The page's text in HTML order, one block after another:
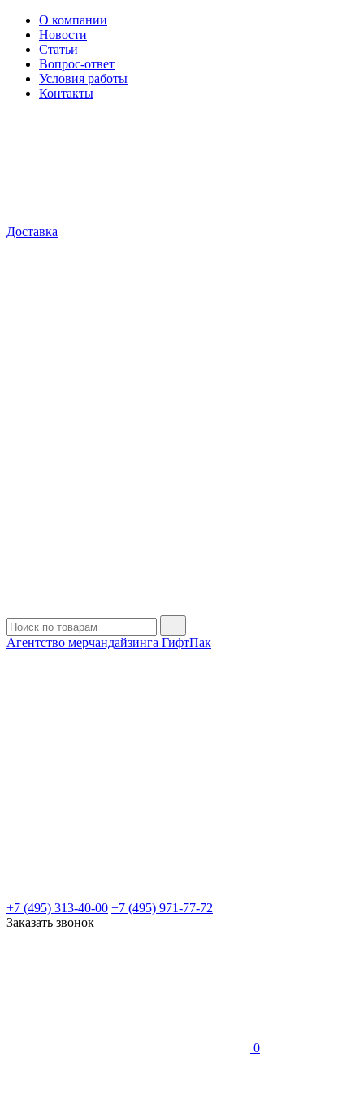
О компании
Новости
Статьи
Вопрос-ответ
Условия работы
Контакты
Доставка
Агентство мерчандайзинга ГифтПак
+7 (495) 313-40-00 +7 (495) 971-77-72
Заказать звонок
0